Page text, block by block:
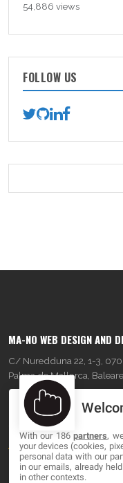
54,886 views
FOLLOW US
MA-NO WEB DESIGN AND
C/ Nuredduna 22, 1-3,
Palma de Mallorca,
OUR COMPANY
About
Blog
With our 186partners,
your devices (cookies,
personal data with our
in our emails, already
in other contexts.